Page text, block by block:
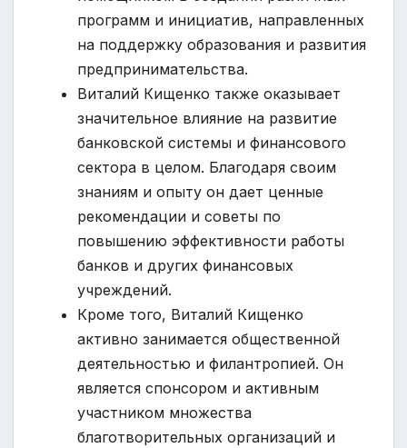
программ и инициатив, направленных
на поддержку образования и развития
предпринимательства.
Виталий Кищенко также оказывает
значительное влияние на развитие
банковской системы и финансового
сектора в целом. Благодаря своим
знаниям и опыту он дает ценные
рекомендации и советы по
повышению эффективности работы
банков и других финансовых
учреждений.
Кроме того, Виталий Кищенко
активно занимается общественной
деятельностью и филантропией. Он
является спонсором и активным
участником множества
благотворительных организаций и